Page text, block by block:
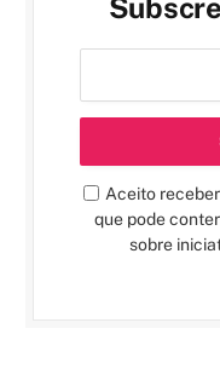
Aceito
que pode
sobre